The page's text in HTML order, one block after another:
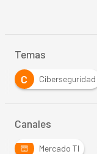
Temas
C
Ciberseguridad
Canales
Mercado TI